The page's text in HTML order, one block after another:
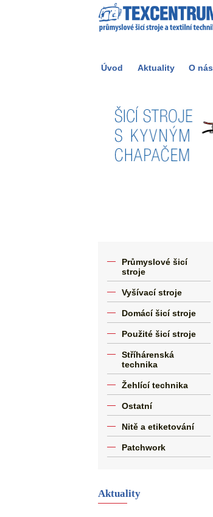
Úvod Aktuality O nás
Průmyslové šicí
stroje
Vyšívací stroje
Domácí šicí stroje
Použité šicí stroje
Stříhárenská
technika
Žehlící technika
Ostatní
Nitě a etiketování
Patchwork
Aktuality